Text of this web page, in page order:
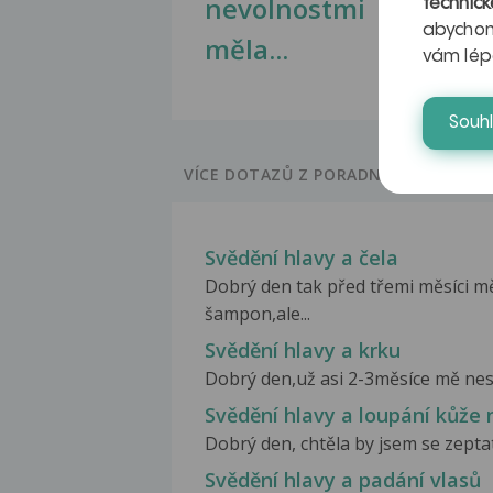
nevolnostmi
měla...
VÍCE DOTAZŮ Z PORADNY
Svědění hlavy a čela
Dobrý den tak před třemi měsíci
šampon,ale...
Svědění hlavy a krku
Dobrý den,už asi 2-3měsíce mě
Svědění hlavy a loupání kůže
Dobrý den, chtěla by jsem se
Svědění hlavy a padání vlasů
vám